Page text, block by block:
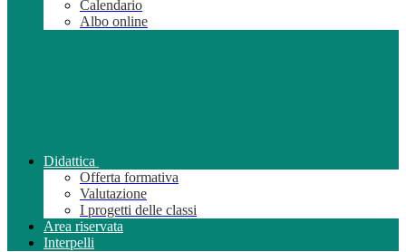
Calendario
Albo online
Didattica
Offerta formativa
Valutazione
I progetti delle classi
Area riservata
Interpelli